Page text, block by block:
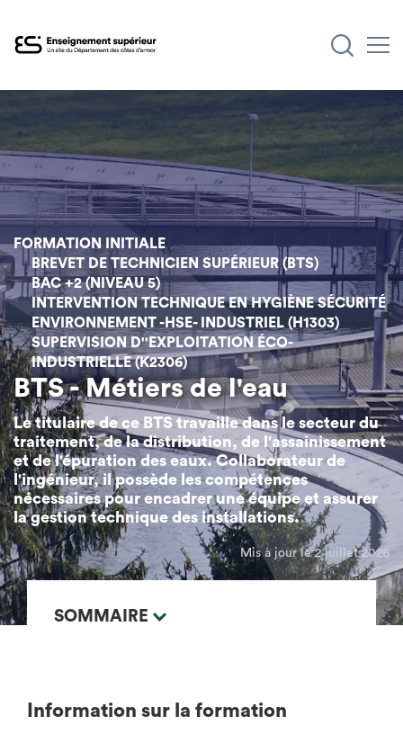
contenu
principal
FORMATION INITIALE
BREVET DE TECHNICIEN SUPÉRIEUR (BTS)
BAC +2 (NIVEAU 5)
INTERVENTION TECHNIQUE EN HYGIÈNE SÉCURITÉ
ENVIRONNEMENT -HSE- INDUSTRIEL (H1303)
SUPERVISION D''EXPLOITATION ÉCO-
INDUSTRIELLE (K2306)
BTS - Métiers de l'eau
Le titulaire de ce BTS travaille dans le secteur du
traitement, de la distribution, de l'assainissement
et de l'épuration des eaux. Collaborateur de
l'ingénieur, il possède les compétences
nécessaires pour encadrer une équipe et assurer
la gestion technique des installations.
Mis à jour le 2 juillet 2026
SOMMAIRE
Information sur la formation